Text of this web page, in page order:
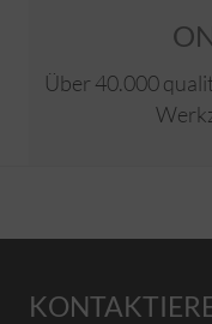
Über 40.000